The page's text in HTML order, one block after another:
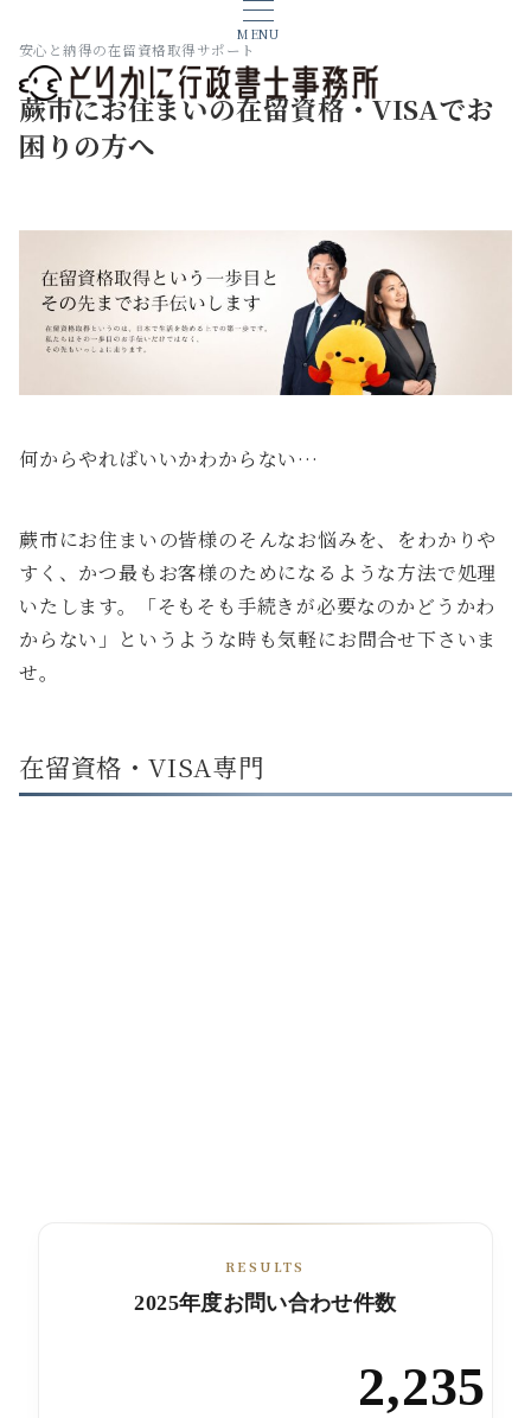
MENU
安心と納得の在留資格取得サポート
蕨市にお住まいの在留資格・VISAでお
困りの方へ
何からやればいいかわからない…
蕨市にお住まいの皆様のそんなお悩みを、をわかりや
すく、かつ最もお客様のためになるような方法で処理
いたします。「そもそも手続きが必要なのかどうかわ
からない」というような時も気軽にお問合せ下さいま
せ。
在留資格・VISA専門
RESULTS
2025年度お問い合わせ件数
2,235